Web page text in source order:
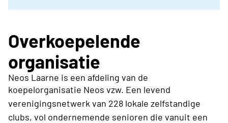
Overkoepelende
organisatie
Neos Laarne is een afdeling van de
koepelorganisatie Neos vzw. Een levend
verenigingsnetwerk van 228 lokale zelfstandige
clubs, vol ondernemende senioren die vanuit een